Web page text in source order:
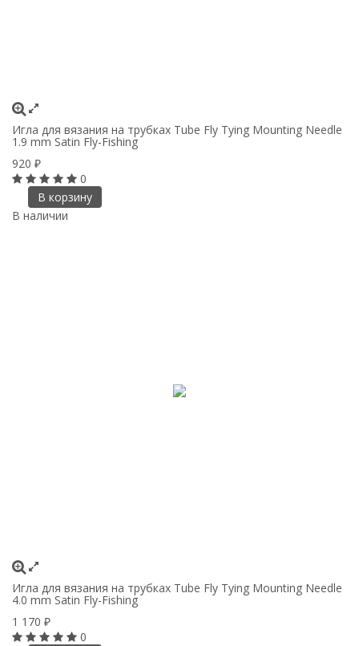
Игла для вязания на трубках Tube Fly Tying Mounting Needle
1.9 mm Satin Fly-Fishing
920 ₽
0
В корзину
В наличии
Игла для вязания на трубках Tube Fly Tying Mounting Needle
4.0 mm Satin Fly-Fishing
1 170 ₽
0